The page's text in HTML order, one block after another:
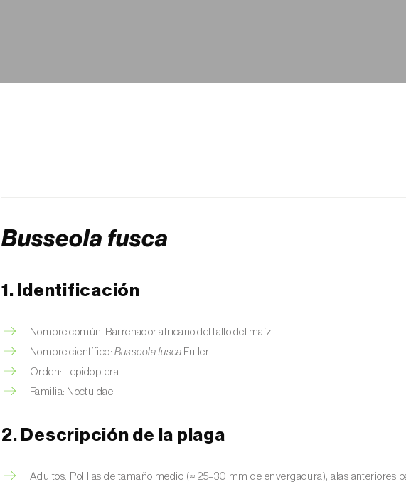
Busseola fusca
1. Identificación
Nombre común: Barrenador africano del tallo del maíz
Nombre científico: Busseola fusca Fuller
Orden: Lepidoptera
Familia: Noctuidae
2. Descripción de la plaga
Adultos: Polillas de tamaño medio (≈ 25–30 mm de envergadura); alas anteriores